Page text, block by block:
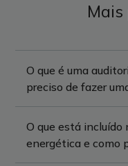
O que é uma
preciso de fazer
O que está incluído
energética e como